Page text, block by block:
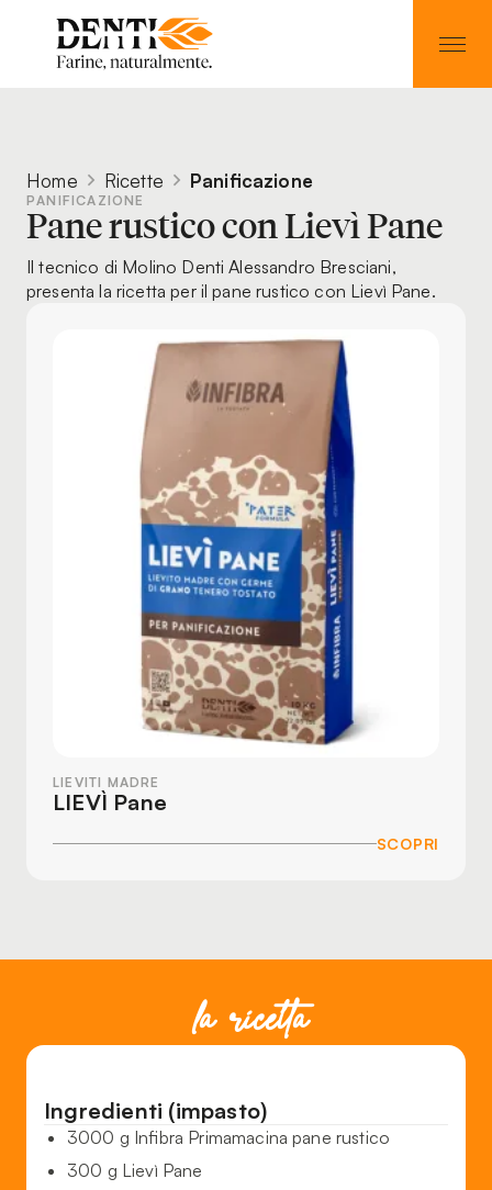
Home Ricette Panificazione
PANIFICAZIONE
Pane rustico con Lievì Pane
Il tecnico di Molino Denti Alessandro Bresciani,
presenta la ricetta per il pane rustico con Lievì Pane.
LIEVITI MADRE
LIEVÌ Pane
SCOPRI
la ricetta
Ingredienti (impasto)
3000 g Infibra Primamacina pane rustico
300 g Lievì Pane